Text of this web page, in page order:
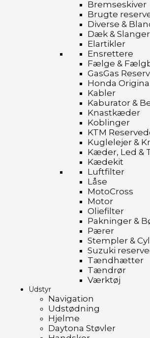
Bremseskiver
Brugte
Diverse &
Dæk & Slanger
Elartikler
Ensrettere
Fælge &
GasGas
Honda
Kabler
Kaburator &
Knastkæder
Koblinger
KTM
Kuglelejer &
Kæder, Led &
Kædekit
Luftfilter
Låse
MotoCross
Motor
Oliefilter
Pakninger &
Pærer
Stempler &
Suzuki
Tændhætter
Tændrør
Værktøj
Udstyr
Navigation
Udstødning
Hjelme
Daytona Støvler